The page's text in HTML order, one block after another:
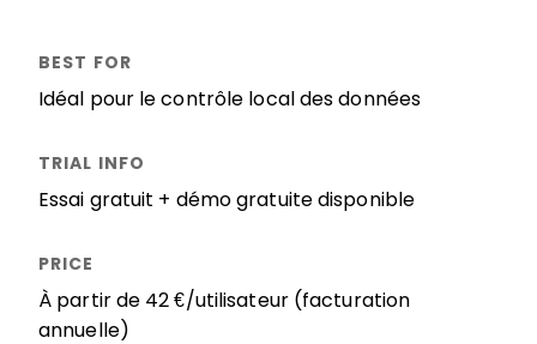
Idéal pour le contrôle local des données
Essai gratuit + démo gratuite disponible
À partir de 42 €/utilisateur (facturation
annuelle)